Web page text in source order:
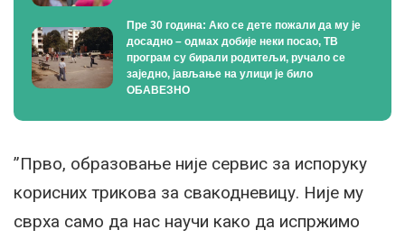
Пре 30 година: Ако се дете пожали да му је
досадно – одмах добије неки посао, ТВ
програм су бирали родитељи, ручало се
заједно, јављање на улици је било
ОБАВЕЗНО
”Прво, образовање није сервис за испоруку
корисних трикова за свакодневицу. Није му
сврха само да нас научи како да испржимо